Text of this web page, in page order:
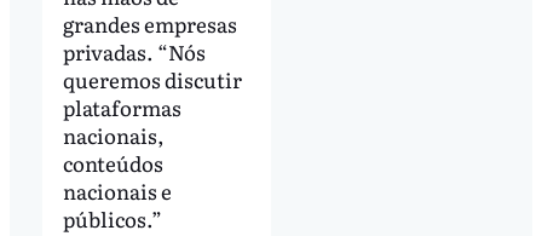
grandes empresas
privadas. “Nós
queremos discutir
plataformas
nacionais,
conteúdos
nacionais e
públicos.”